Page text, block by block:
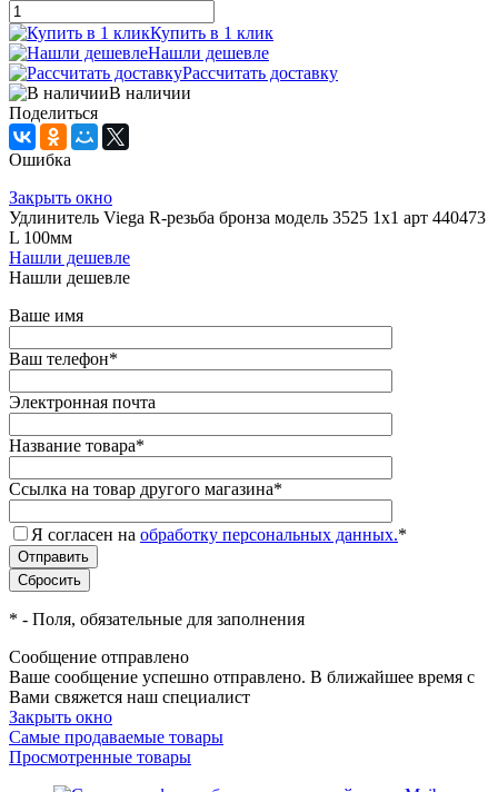
Купить в 1 клик
Нашли дешевле
Рассчитать доставку
В наличии
Поделиться
Ошибка
Закрыть окно
Удлинитель Viega R-резьба бронза модель 3525 1x1 арт 440473
L 100мм
Нашли дешевле
Нашли дешевле
Ваше имя
Ваш телефон*
Электронная почта
Название товара*
Ссылка на товар другого магазина*
Я согласен на обработку персональных данных.*
* - Поля, обязательные для заполнения
Сообщение отправлено
Ваше сообщение успешно отправлено. В ближайшее время с
Вами свяжется наш специалист
Закрыть окно
Самые продаваемые товары
Просмотренные товары